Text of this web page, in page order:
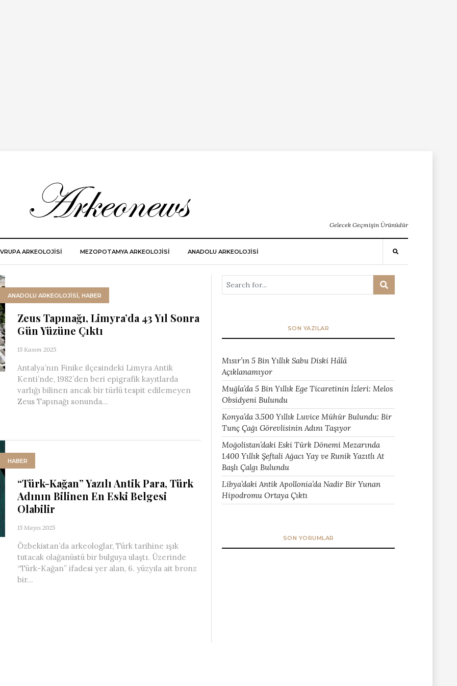
Gelecek Geçmişin Ürünüdür
ARKEOLOJISI MEZOPOTAMYA ARKEOLOJISI ANADOLU ARKEOLOJİSİ
ANADOLU ARKEOLOJİSİ, HABER
Zeus Tapınağı, Limyra’da 43 Yıl Sonra
Gün Yüzüne Çıktı
15 Kasım 2025
Antalya’nın Finike ilçesindeki Limyra Antik
Kenti’nde, 1982’den beri epigrafik kayıtlarda
varlığı bilinen ancak bir türlü tespit edilemeyen
Zeus Tapınağı sonunda...
HABER
“Türk-Kağan” Yazılı Antik Para, Türk
Adının Bilinen En Eski Belgesi
Olabilir
15 Mayıs 2025
Özbekistan’da arkeologlar, Türk tarihine ışık
tutacak olağanüstü bir bulguya ulaştı. Üzerinde
“Türk-Kağan” ifadesi yer alan, 6. yüzyıla ait bronz
bir...
SON YAZILAR
Mısır’ın 5 Bin Yıllık Sabu Diski Hâlâ
Açıklanamıyor
Muğla’da 5 Bin Yıllık Ege Ticaretinin İzleri: Melos
Obsidyeni Bulundu
Konya’da 3.500 Yıllık Luvice Mühür Bulundu: Bir
Tunç Çağı Görevlisinin Adını Taşıyor
Moğolistan’daki Eski Türk Dönemi Mezarında
1.400 Yıllık Şeftali Ağacı Yay ve Runik Yazıtlı At
Başlı Çalgı Bulundu
Libya’daki Antik Apollonia’da Nadir Bir Yunan
Hipodromu Ortaya Çıktı
SON YORUMLAR